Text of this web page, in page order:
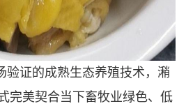
验证的成熟生态养殖技术，潲
完美契合当下畜牧业绿色、低